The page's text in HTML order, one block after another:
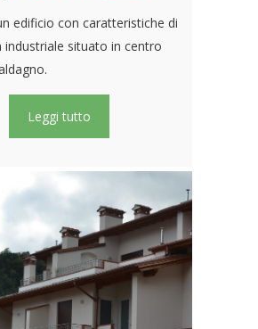
edificio con caratteristiche di
industriale situato in centro
Leggi tutto